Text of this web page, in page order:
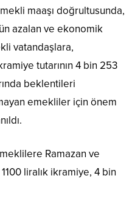
maaşı doğrultusunda,
azalan ve ekonomik
vatandaşlara,
tutarının 4 bin 253
beklentileri
emekliler için önem
Ramazan ve
liralık ikramiye, 4 bin